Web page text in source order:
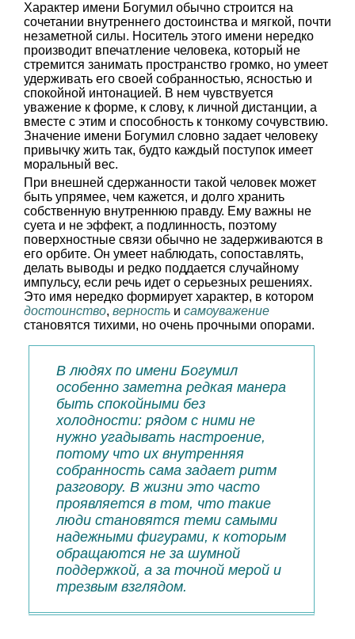
Характер имени Богумил обычно строится на
сочетании внутреннего достоинства и мягкой, почти
незаметной силы. Носитель этого имени нередко
производит впечатление человека, который не
стремится занимать пространство громко, но умеет
удерживать его своей собранностью, ясностью и
спокойной интонацией. В нем чувствуется
уважение к форме, к слову, к личной дистанции, а
вместе с этим и способность к тонкому сочувствию.
Значение имени Богумил словно задает человеку
привычку жить так, будто каждый поступок имеет
моральный вес.
При внешней сдержанности такой человек может
быть упрямее, чем кажется, и долго хранить
собственную внутреннюю правду. Ему важны не
суета и не эффект, а подлинность, поэтому
поверхностные связи обычно не задерживаются в
его орбите. Он умеет наблюдать, сопоставлять,
делать выводы и редко поддается случайному
импульсу, если речь идет о серьезных решениях.
Это имя нередко формирует характер, в котором
достоинство, верность и самоуважение
становятся тихими, но очень прочными опорами.
В людях по имени Богумил
особенно заметна редкая манера
быть спокойными без
холодности: рядом с ними не
нужно угадывать настроение,
потому что их внутренняя
собранность сама задает ритм
разговору. В жизни это часто
проявляется в том, что такие
люди становятся теми самыми
надежными фигурами, к которым
обращаются не за шумной
поддержкой, а за точной мерой и
трезвым взглядом.